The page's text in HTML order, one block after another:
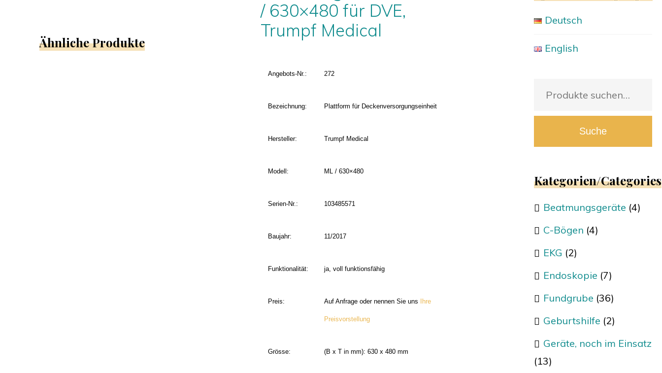
/ 630×480 für DVE,
Trumpf Medical
Angebots-Nr.: 272
Bezeichnung: Plattform für Deckenversorgungseinheit
Hersteller: Trumpf Medical
Modell: ML / 630×480
Serien-Nr.: 103485571
Baujahr: 11/2017
Funktionalität: ja, voll funktionsfähig
Preis: Auf Anfrage oder nennen Sie uns Ihre
Preisvorstellung
Grösse: (B x T in mm): 630 x 480 mm
Ähnliche Produkte
Deutsch
English
Suche
Kategorien/Categories
Beatmungsgeräte (4)
C-Bögen (4)
EKG (2)
Endoskopie (7)
Fundgrube (36)
Geburtshilfe (2)
Geräte, noch im Einsatz
(13)